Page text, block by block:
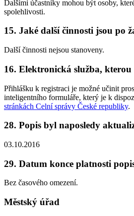
Dalšími účastníky mohou být osoby,
spolehlivosti.
15. Jaké další činnosti jsou po
Další činnosti nejsou stanoveny.
16. Elektronická služba, kterou
Přihlášku k registraci je možné učinit
inteligentního formuláře, který je k
stránkách Celní správy České republiky.
28. Popis byl naposledy
03.10.2016
29. Datum konce platnosti
Bez časového omezení.
Městský úřad